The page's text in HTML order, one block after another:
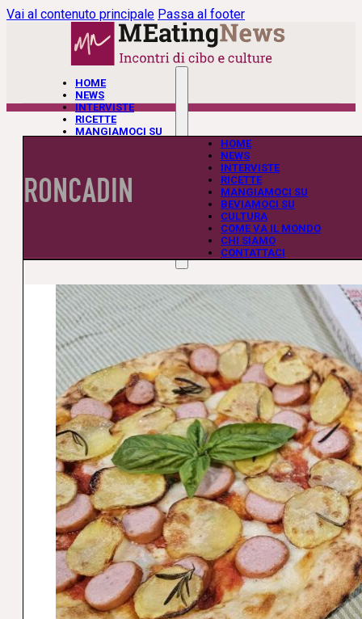
Vai al contenuto principale Passa al footer
HOME
NEWS
INTERVISTE
RICETTE
MANGIAMOCI SU
CHI SIAMO
CONTATTACI
HOME
NEWS
INTERVISTE
RICETTE
MANGIAMOCI SU
BEVIAMOCI SU
CULTURA
COME VA IL MONDO
CHI SIAMO
CONTATTACI
RONCADIN